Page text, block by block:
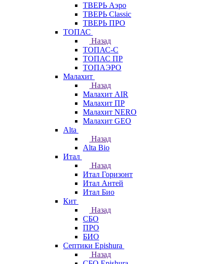
ТВЕРЬ Аэро
ТВЕРЬ Classic
ТВЕРЬ ПРО
ТОПАС
Назад
ТОПАС-С
ТОПАС ПР
ТОПАЭРО
Малахит
Назад
Малахит AIR
Малахит ПР
Малахит NERO
Малахит GEO
Alta
Назад
Alta Bio
Итал
Назад
Итал Горизонт
Итал Антей
Итал Био
Кит
Назад
СБО
ПРО
БИО
Септики Epishura
Назад